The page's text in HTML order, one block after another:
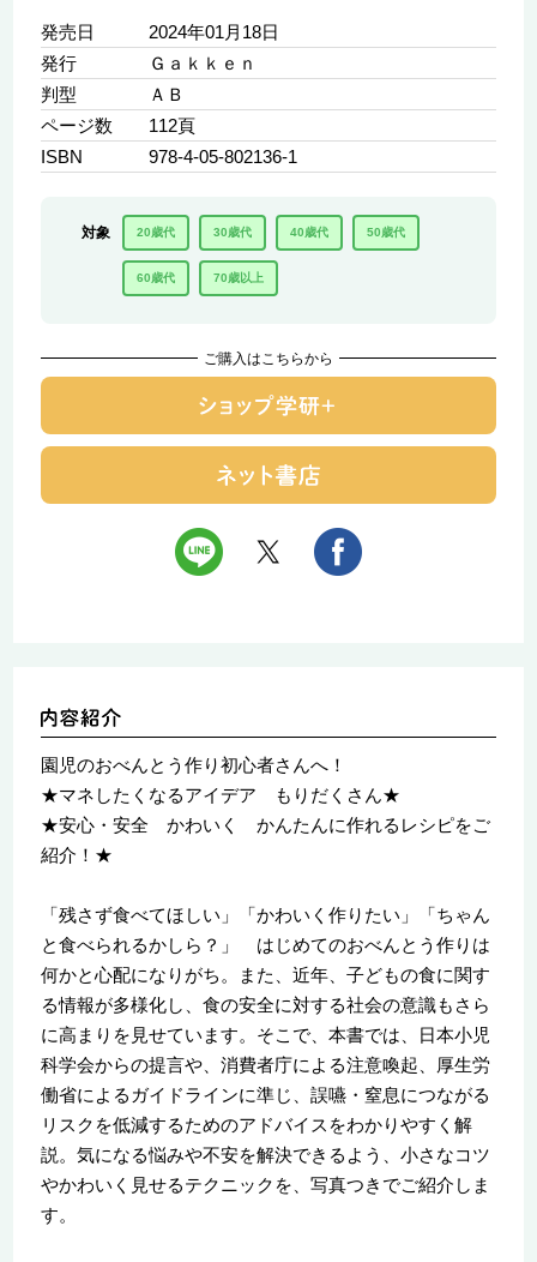
発売日
2024年01月18日
発行
Ｇａｋｋｅｎ
判型
ＡＢ
ページ数
112頁
ISBN
978-4-05-802136-1
対象 20歳代 30歳代 40歳代 50歳代
60歳代 70歳以上
ご購入はこちらから
園児のおべんとう作り初心者さんへ！
★マネしたくなるアイデア もりだくさん★
★安心・安全 かわいく かんたんに作れるレシピをご
紹介！★
「残さず食べてほしい」「かわいく作りたい」「ちゃん
と食べられるかしら？」 はじめてのおべんとう作りは
何かと心配になりがち。また、近年、子どもの食に関す
る情報が多様化し、食の安全に対する社会の意識もさら
に高まりを見せています。そこで、本書では、日本小児
科学会からの提言や、消費者庁による注意喚起、厚生労
働省によるガイドラインに準じ、誤嚥・窒息につながる
リスクを低減するためのアドバイスをわかりやすく解
説。気になる悩みや不安を解決できるよう、小さなコツ
やかわいく見せるテクニックを、写真つきでご紹介しま
す。